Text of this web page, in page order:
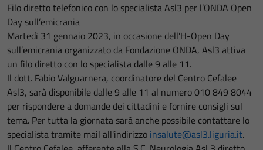
Filo diretto telefonico con lo specialista Asl3 per l’ONDA Open
Day sull’emicrania
Martedì 31 gennaio 2023, in occasione dell'H-Open Day
sull’emicrania organizzato da Fondazione ONDA, Asl3 attiva
un filo diretto con lo specialista dalle 9 alle 11.
Il dott. Fabio Valguarnera, coordinatore del Centro Cefalee
Asl3, sarà disponibile dalle 9 alle 11 al numero 010 849 8044
per rispondere a domande dei cittadini e fornire consigli sul
tema. Per tutta la giornata sarà anche possibile contattare lo
specialista tramite mail all'indirizzo insalute@asl3.liguria.it.